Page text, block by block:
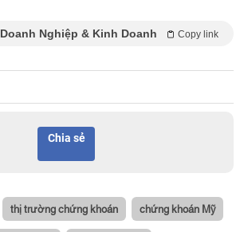
Doanh Nghiệp & Kinh Doanh Copy link
Chia sẻ
thị trường chứng khoán chứng khoán Mỹ